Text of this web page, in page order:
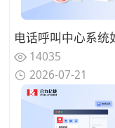
14035
2026-07-21